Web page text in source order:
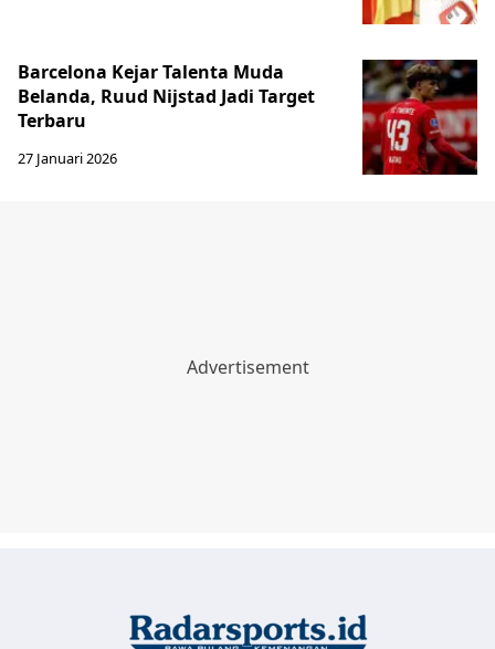
Barcelona Kejar Talenta Muda
Belanda, Ruud Nijstad Jadi Target
Terbaru
27 Januari 2026